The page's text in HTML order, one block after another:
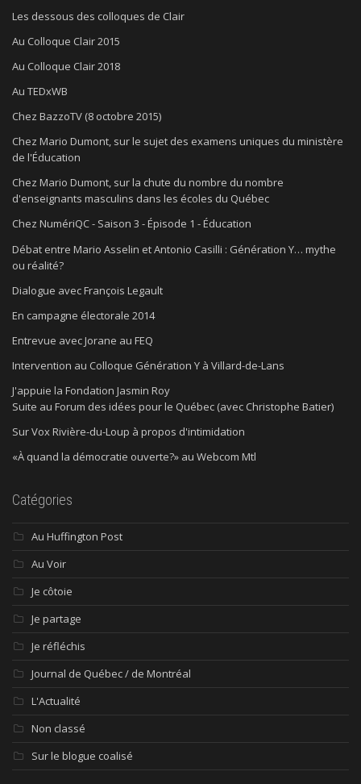
Les dessous des colloques de Clair
Au Colloque Clair 2015
Au Colloque Clair 2018
Au TEDxWB
Chez BazzoTV (8 octobre 2015)
Chez Mario Dumont, sur le sujet des examens uniques du ministère
de l'Éducation
Chez Mario Dumont, sur la chute du nombre du nombre
d'enseignants masculins dans les écoles du Québec
Chez NumériQC - Saison 3 - Épisode 1 - Éducation
Débat entre Mario Asselin et Antonio Casilli : Génération Y… mythe
ou réalité?
Dialogue avec François Legault
En campagne électorale 2014
Entrevue avec Jorane au FEQ
Intervention au Colloque Génération Y à Villard-de-Lans
J'appuie la Fondation Jasmin Roy
Suite au Forum des idées pour le Québec (avec Christophe Batier)
Sur Vox Rivière-du-Loup à propos d'intimidation
«À quand la démocratie ouverte?» au Webcom Mtl
Catégories
Au Huffington Post
Au Voir
Je côtoie
Je partage
Je réfléchis
Journal de Québec / de Montréal
L'Actualité
Non classé
Sur le blogue coalisé